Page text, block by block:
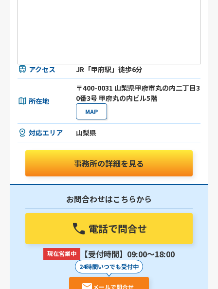
アクセス JR「甲府駅」徒歩6分
所在地
〒400-0031 山梨県甲府市丸の内二丁目3
0番3号 甲府丸の内ビル5階
MAP
対応エリア 山梨県
事務所の詳細を見る
お問合わせはこちらから
電話で問合せ
現在営業中 【受付時間】09:00〜18:00
24時間いつでも受付中
メールで問合せ